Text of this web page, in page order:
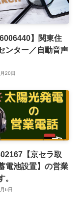
】関東住
ンター／自動音声
20日
【京セラ取
電池設置】の営業
。
6日